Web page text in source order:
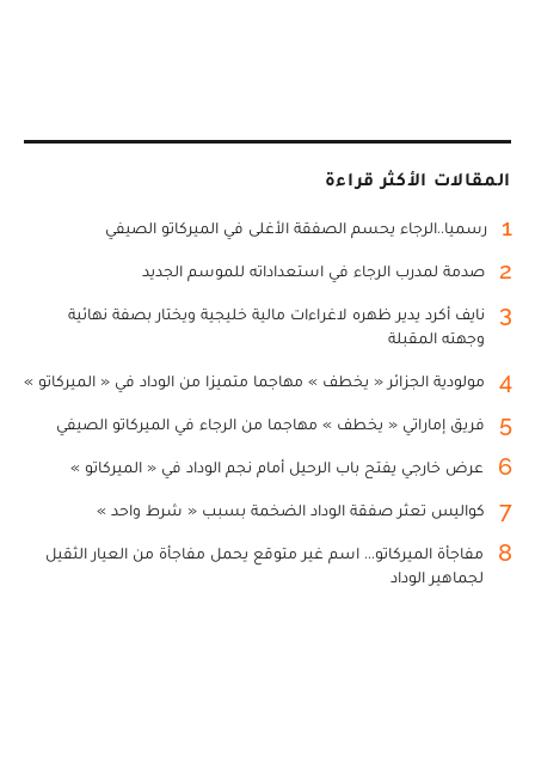
المقالات الأكثر قراءة
1 رسميا..الرجاء يحسم الصفقة الأغلى في الميركاتو الصيفي
2 صدمة لمدرب الرجاء في استعداداته للموسم الجديد
3
نايف أكرد يدير ظهره لاغراءات مالية خليجية ويختار بصفة نهائية
وجهته المقبلة
4 مولودية الجزائر « يخطف » مهاجما متميزا من الوداد في « الميركاتو »
5 فريق إماراتي « يخطف » مهاجما من الرجاء في الميركاتو الصيفي
6 عرض خارجي يفتح باب الرحيل أمام نجم الوداد في « الميركاتو »
7 كواليس تعثر صفقة الوداد الضخمة بسبب « شرط واحد »
8
مفاجأة الميركاتو... اسم غير متوقع يحمل مفاجأة من العيار الثقيل
لجماهير الوداد